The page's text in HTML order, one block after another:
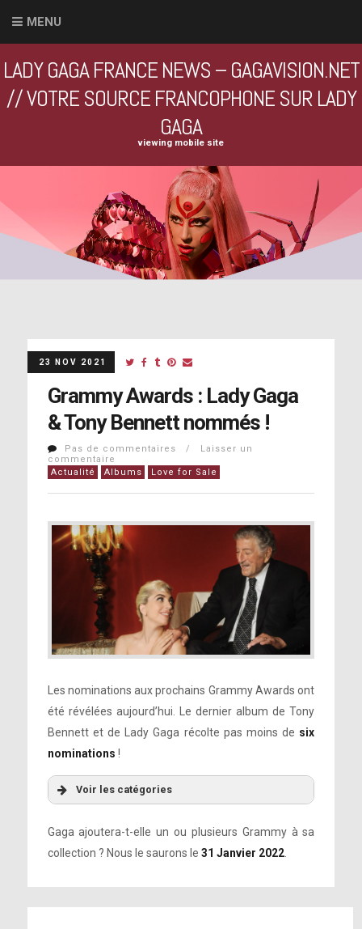
MENU
LADY GAGA FRANCE NEWS – GAGAVISION.NET
// VOTRE SOURCE FRANCOPHONE SUR LADY
GAGA
viewing mobile site
23 NOV 2021
Grammy Awards : Lady Gaga
& Tony Bennett nommés !
Pas de commentaires / Laisser un
commentaire
Actualité
Albums Love for Sale
Les nominations aux prochains Grammy Awards ont
été révélées aujourd’hui. Le dernier album de Tony
Bennett et de Lady Gaga récolte pas moins de six
nominations !
Voir les catégories
➤ I Get A Kick Out Of You – Lady Gaga
Gaga ajoutera-t-elle un ou plusieurs Grammy à sa
collection ? Nous le saurons le 31 Janvier 2022.